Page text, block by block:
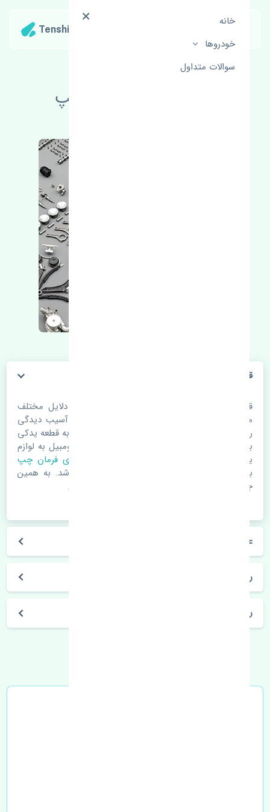
خانه
خودروها
سوالات متداول
Tenshipart
قیمت قرقری فرمان چپ
قرقری فرمان چپ
قرقری فرمان چپ. در هر خودرو ممکن است به دلایل مختلف
مثل تصادف، مستهلک شدن یا مشکلات فنی با آسیب دیدگی
روبرو شود. این آسیب می‌تواند باعث شود که نیاز به قطعه‌ یدکی
باشد. در این موارد برای ادامۀ حرکت و فعالیت اتومبیل به لوازم
یدکی نیاز مبرم می‌باشد. قرقری فرمان چپ
قرقری فرمان چپ
باید متناسب با نوع و مدل خودرو مورد نظر باشد. به همین
جهت اهمیت اصالت قطعات یدکی بسیار بالا است.
علائم خرابی قرقری فرمان چپ
راه های جلوگیری از خرابی قرقری فرمان چپ
راه های ارتباطی با تنشی پارت